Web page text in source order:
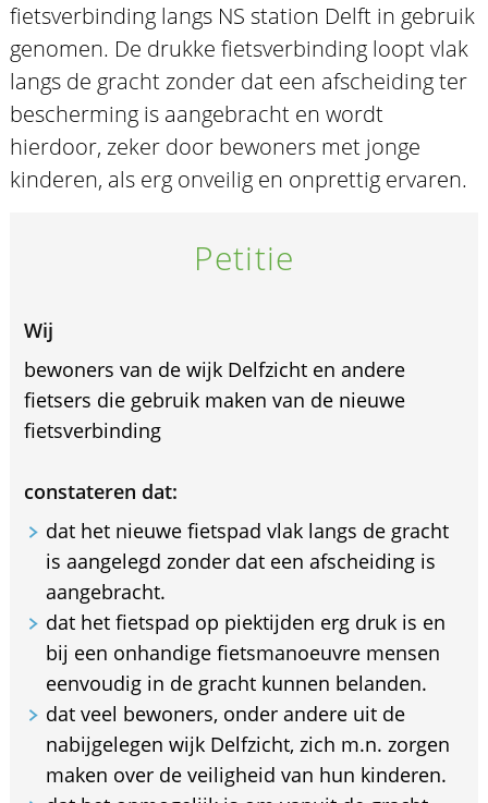
fietsverbinding langs NS station Delft in gebruik
genomen. De drukke fietsverbinding loopt vlak
langs de gracht zonder dat een afscheiding ter
bescherming is aangebracht en wordt
hierdoor, zeker door bewoners met jonge
kinderen, als erg onveilig en onprettig ervaren.
Petitie
Wij
bewoners van de wijk Delfzicht en andere
fietsers die gebruik maken van de nieuwe
fietsverbinding
constateren dat:
dat het nieuwe fietspad vlak langs de gracht
is aangelegd zonder dat een afscheiding is
aangebracht.
dat het fietspad op piektijden erg druk is en
bij een onhandige fietsmanoeuvre mensen
eenvoudig in de gracht kunnen belanden.
dat veel bewoners, onder andere uit de
nabijgelegen wijk Delfzicht, zich m.n. zorgen
maken over de veiligheid van hun kinderen.